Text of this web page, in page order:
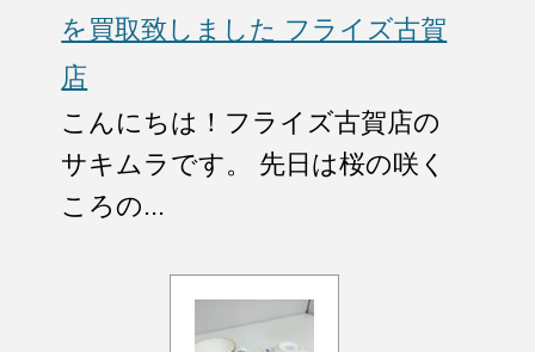
を買取致しました フライズ古賀
店
こんにちは！フライズ古賀店の
サキムラです。 先日は桜の咲く
ころの...